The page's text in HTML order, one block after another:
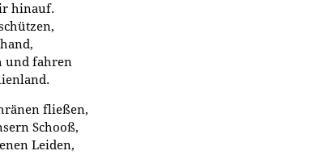
hinauf.
und fahren
fließen,
Schooß,
Leiden,